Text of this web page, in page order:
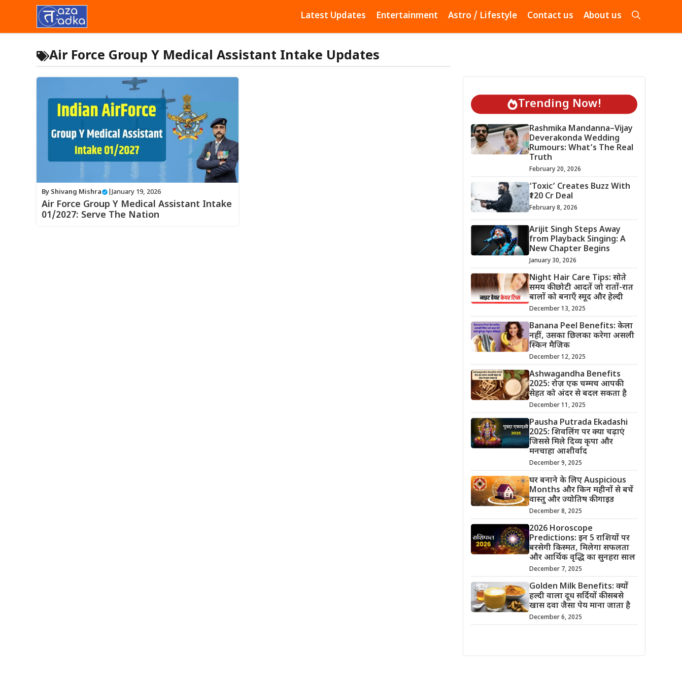
content
Latest Updates Entertainment Astro / Lifestyle Contact us About us
Air Force Group Y Medical Assistant Intake Updates
By Shivang Mishra January 19, 2026
Air Force Group Y Medical Assistant Intake
01/2027: Serve The Nation
Trending Now!
Rashmika Mandanna–Vijay
Deverakonda Wedding
Rumours: What’s The Real
Truth
February 20, 2026
‘Toxic’ Creates Buzz With
₹120 Cr Deal
February 8, 2026
Arijit Singh Steps Away
from Playback Singing: A
New Chapter Begins
January 30, 2026
Night Hair Care Tips: सोते
समय की छोटी आदतें जो रातों-रात
बालों को बनाएँ स्मूद और हेल्दी
December 13, 2025
Banana Peel Benefits: केला
नहीं, उसका छिलका करेगा असली
स्किन मैजिक
December 12, 2025
Ashwagandha Benefits
2025: रोज़ एक चम्मच आपकी
सेहत को अंदर से बदल सकता है
December 11, 2025
Pausha Putrada Ekadashi
2025: शिवलिंग पर क्या चढ़ाएं
जिससे मिले दिव्य कृपा और
मनचाहा आशीर्वाद
December 9, 2025
घर बनाने के लिए Auspicious
Months और किन महीनों से बचें
वास्तु और ज्योतिष की गाइड
December 8, 2025
2026 Horoscope
Predictions: इन 5 राशियों पर
बरसेगी किस्मत, मिलेगा सफलता
और आर्थिक वृद्धि का सुनहरा साल
December 7, 2025
Golden Milk Benefits: क्यों
हल्दी वाला दूध सर्दियों की सबसे
खास दवा जैसा पेय माना जाता है
December 6, 2025